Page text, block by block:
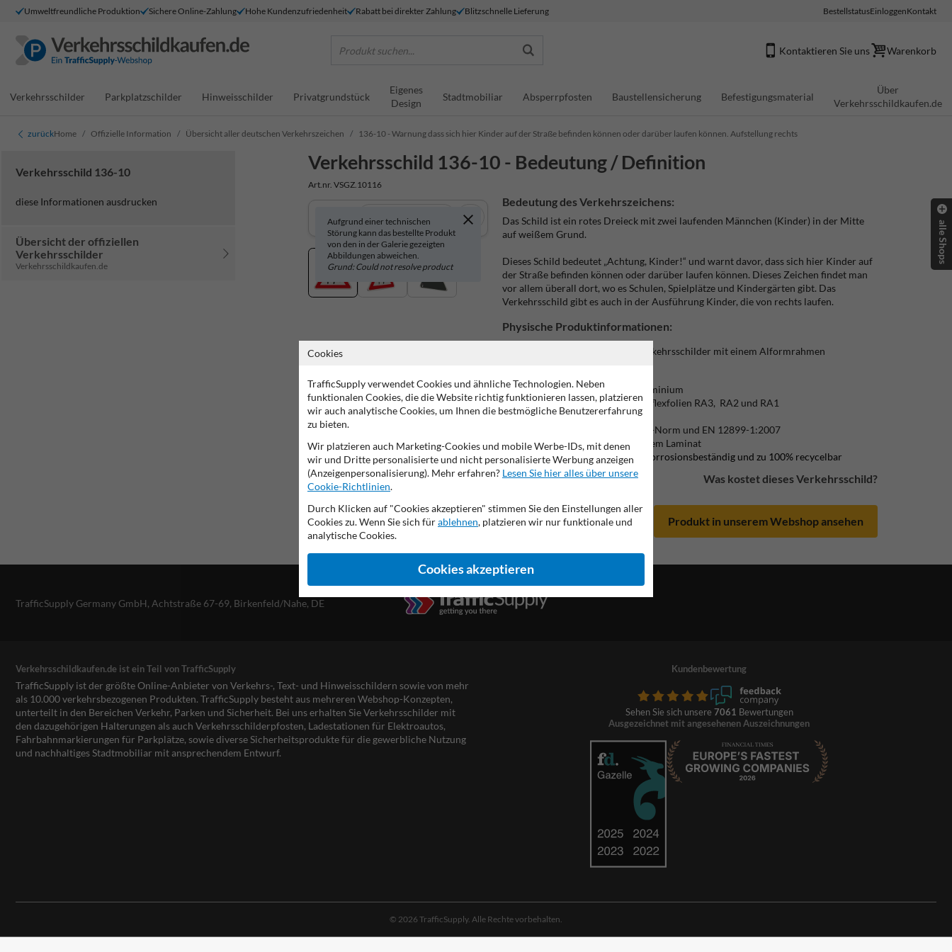
Umweltfreundliche Produktion Sichere Online-Zahlung Hohe Kundenzufriedenheit Rabatt bei direkter Zahlung Blitzschnelle Lieferung BestellstatusEinloggenKontakt
Produkt suchen... Kontaktieren Sie uns Warenkorb
Verkehrsschilder Parkplatzschilder Hinweisschilder Privatgrundstück
Eigenes
Design
Stadtmobiliar Absperrpfosten Baustellensicherung Befestigungsmaterial
Über
Verkehrsschildkaufen.de
zurückHome Offizielle Information Übersicht aller deutschen Verkehrszeichen 136-10 - Warnung dass sich hier Kinder auf der Straße befinden können oder darüber laufen können. Aufstellung rechts
Verkehrsschild 136-10
diese Informationen ausdrucken
Übersicht der offiziellen
Verkehrsschilder
Verkehrsschildkaufen.de
Verkehrsschild 136-10 - Bedeutung / Definition
Art.nr. VSGZ.10116
Aufgrund einer technischen
Störung kann das bestellte Produkt
von den in der Galerie gezeigten
Abbildungen abweichen.
Grund: Could not resolve product
In 3D anzeigen
Bedeutung des Verkehrszeichens:
Das Schild ist ein rotes Dreieck mit zwei laufenden Männchen (Kinder) in der Mitte
auf weißem Grund.
Dieses Schild bedeutet „Achtung, Kinder!“ und warnt davor, dass sich hier Kinder auf
der Straße befinden können oder darüber laufen können. Dieses Zeichen findet man
vor allem überall dort, wo es Schulen, Spielplätze und Kindergärten gibt. Das
Verkehrsschild gibt es auch in der Ausführung Kinder, die von rechts laufen.
Physische Produktinformationen:
reflektierende Verkehrsschilder mit einem Alformrahmen
Rückseite (Verkehrs)grau / Aluminium
Wahl zwischen den (höchst) Reflexfolien RA3, RA2 und RA1
In mehreren Größen erhältlich
Produktionsprozess gemäß CE-Norm und EN 12899-1:2007
Ausgestattet mit UV-beständigem Laminat
Material aus Dibond®traffic, korrosionsbeständig und zu 100% recycelbar
Was kostet dieses Verkehrsschild?
Produkt in unserem Webshop ansehen
TrafficSupply Germany GmbH, Achtstraße 67-69, Birkenfeld/Nahe, DE
Verkehrsschildkaufen.de ist ein Teil von TrafficSupply
TrafficSupply ist der größte Online-Anbieter von Verkehrs-, Text- und Hinweisschildern sowie von mehr
als 10.000 verkehrsbezogenen Produkten. TrafficSupply besteht aus mehreren Webshop-Konzepten,
unterteilt in den Bereichen Verkehr, Parken und Sicherheit. Bei uns erhalten Sie Verkehrsschilder mit
den dazugehörigen Halterungen als auch Verkehrsschilderpfosten, Ladestationen für Elektroautos,
Fahrbahnmarkierungen für Parkplätze, sowie diverse Sicherheitsprodukte für die gewerbliche Nutzung
und nachhaltiges Stadtmobiliar mit ansprechendem Entwurf.
Kundenbewertung
Sehen Sie sich unsere 7061 Bewertungen
Ausgezeichnet mit angesehenen Auszeichnungen
© 2026 TrafficSupply. Alle Rechte vorbehalten.
alle Shops
Cookies
TrafficSupply verwendet Cookies und ähnliche Technologien. Neben
funktionalen Cookies, die die Website richtig funktionieren lassen, platzieren
wir auch analytische Cookies, um Ihnen die bestmögliche Benutzererfahrung
zu bieten.
Wir platzieren auch Marketing-Cookies und mobile Werbe-IDs, mit denen
wir und Dritte personalisierte und nicht personalisierte Werbung anzeigen
(Anzeigenpersonalisierung). Mehr erfahren? Lesen Sie hier alles über unsere
Cookie-Richtlinien.
Durch Klicken auf "Cookies akzeptieren" stimmen Sie den Einstellungen aller
Cookies zu. Wenn Sie sich fürablehnen, platzieren wir nur funktionale und
analytische Cookies.
Cookies akzeptieren